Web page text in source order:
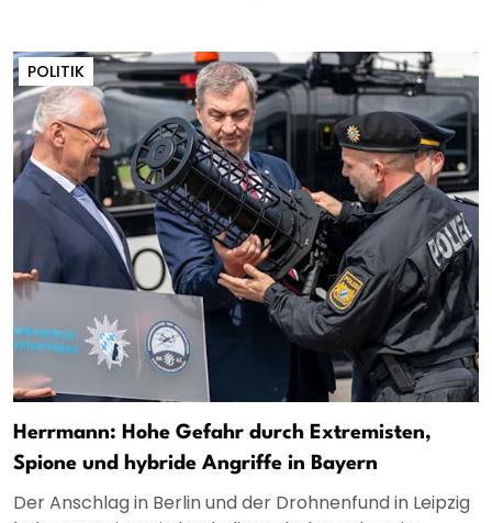
POLITIK
Herrmann: Hohe Gefahr durch Extremisten,
Spione und hybride Angriffe in Bayern
Der Anschlag in Berlin und der Drohnenfund in Leipzig